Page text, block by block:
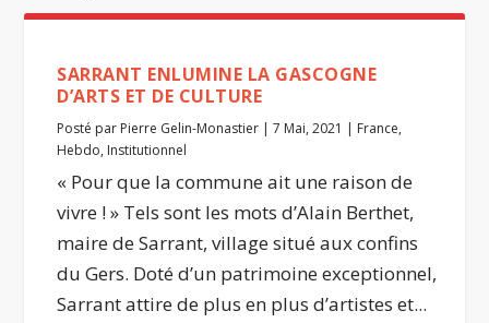
SARRANT ENLUMINE LA GASCOGNE
D’ARTS ET DE CULTURE
Posté par Pierre Gelin-Monastier |7 Mai, 2021 | France,
Hebdo, Institutionnel
« Pour que la commune ait une raison de
vivre ! » Tels sont les mots d’Alain Berthet,
maire de Sarrant, village situé aux confins
du Gers. Doté d’un patrimoine exceptionnel,
Sarrant attire de plus en plus d’artistes et...